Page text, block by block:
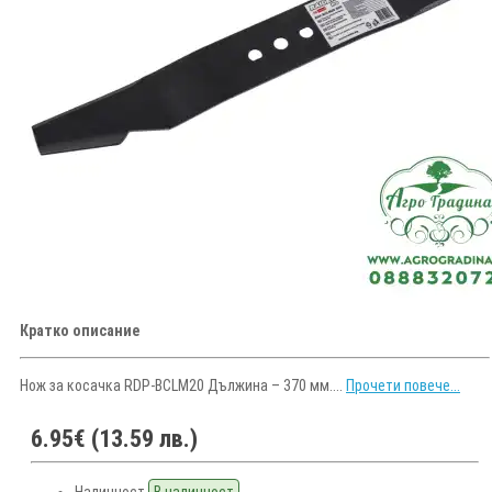
Кратко описание
Нож за косачка RDP-BCLM20 Дължина – 370 мм.... Прочети повече...
6.95€ (13.59 лв.)